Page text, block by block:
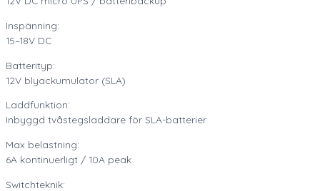
Inspänning:
15–18V DC
Batterityp:
12V blyackumulator (SLA)
Laddfunktion:
Inbyggd tvåstegsladdare för SLA-batterier
Max belastning:
6A kontinuerligt / 10A peak
Switchteknik: